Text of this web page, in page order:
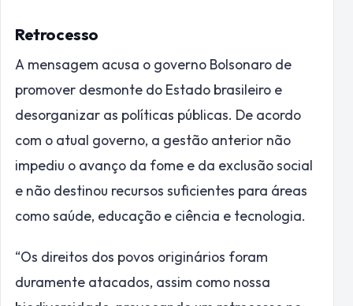
Retrocesso
A mensagem acusa o governo Bolsonaro de
promover desmonte do Estado brasileiro e
desorganizar as políticas públicas. De acordo
com o atual governo, a gestão anterior não
impediu o avanço da fome e da exclusão social
e não destinou recursos suficientes para áreas
como saúde, educação e ciência e tecnologia.
“Os direitos dos povos originários foram
duramente atacados, assim como nossa